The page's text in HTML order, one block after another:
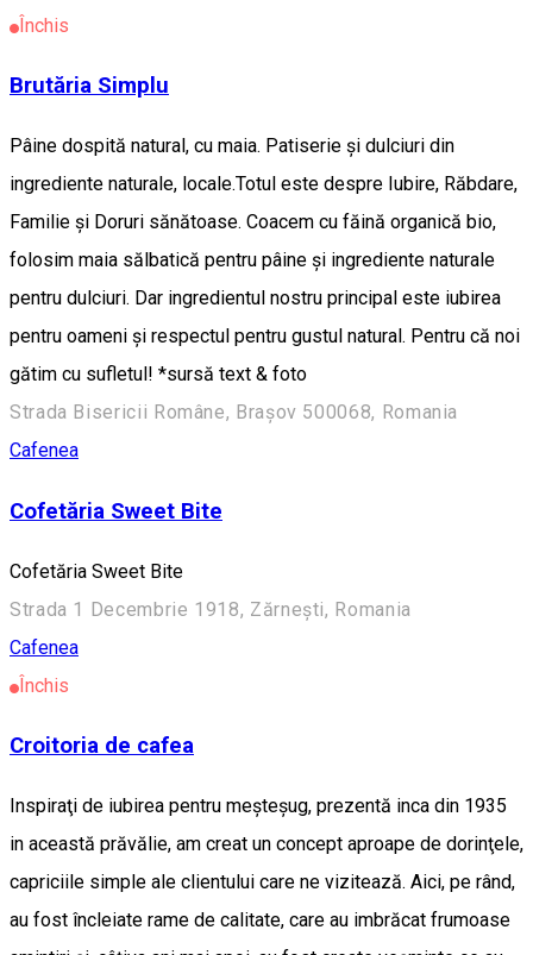
Închis
Brutăria Simplu
Pâine dospită natural, cu maia. Patiserie și dulciuri din
ingrediente naturale, locale.Totul este despre Iubire, Răbdare,
Familie și Doruri sănătoase. Coacem cu făină organică bio,
folosim maia sălbatică pentru pâine și ingrediente naturale
pentru dulciuri. Dar ingredientul nostru principal este iubirea
pentru oameni și respectul pentru gustul natural. Pentru că noi
gătim cu sufletul! *sursă text & foto
Strada Bisericii Române, Brașov 500068, Romania
Cafenea
Cofetăria Sweet Bite
Cofetăria Sweet Bite
Strada 1 Decembrie 1918, Zărnești, Romania
Cafenea
Închis
Croitoria de cafea
Inspiraţi de iubirea pentru meşteşug, prezentă inca din 1935
in această prăvălie, am creat un concept aproape de dorinţele,
capriciile simple ale clientului care ne vizitează. Aici, pe rând,
au fost încleiate rame de calitate, care au imbrăcat frumoase